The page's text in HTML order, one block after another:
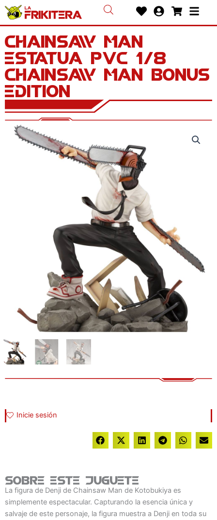
contenido
HeartUser-
circlecart
Bars
Chainsaw Man
Estatua PVC 1/8
Chainsaw Man Bonus
Edition
Inicie sesión
Sobre este juguete
La figura de Denji de Chainsaw Man de Kotobukiya es
simplemente espectacular. Capturando la esencia única y
salvaje de este personaje, la figura muestra a Denji en toda su